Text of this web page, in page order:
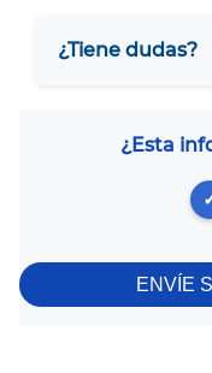
¿Tiene dudas?
¿Esta
ENVÍE